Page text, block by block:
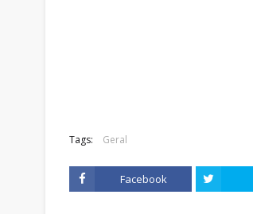
Tags: Geral
Facebook